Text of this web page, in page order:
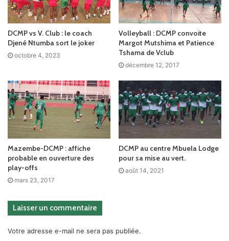
DCMP vs V. Club : le coach
Djené Ntumba sort le joker
octobre 4, 2023
Volleyball : DCMP convoite
Margot Mutshima et Patience
Tshama de Vclub
décembre 12, 2017
Mazembe-DCMP : affiche
probable en ouverture des
play-offs
mars 23, 2017
DCMP au centre Mbuela Lodge
pour sa mise au vert.
août 14, 2021
Laisser un commentaire
Votre adresse e-mail ne sera pas publiée.